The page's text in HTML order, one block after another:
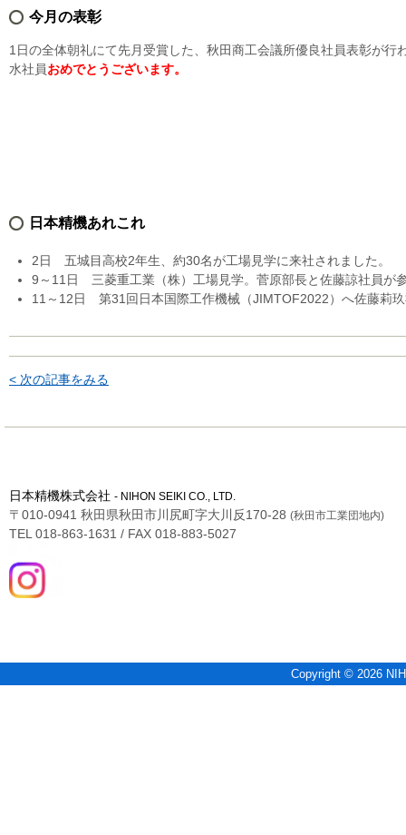
今月の表彰
1日の全体朝礼にて先月受賞した、秋田商工会議所優良社員表彰が
水社員おめでとうございます。
日本精機あれこれ
2日 五城目高校2年生、約30名が工場見学に来社されました。
9～11日 三菱重工業（株）工場見学。菅原部長と佐藤諒社員が
11～12日 第31回日本国際工作機械（JIMTOF2022）へ佐藤莉
< 次の記事をみる
日本精機株式会社 - NIHON SEIKI CO., LTD.
〒010-0941 秋田県秋田市川尻町字大川反170-28 (秋田市工業団地内)
TEL 018-863-1631 / FAX 018-883-5027
Copyright © 2026